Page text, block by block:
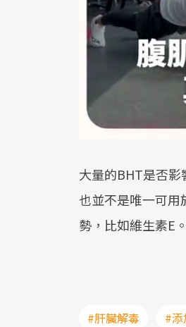
大量的BHT是否
也並不是唯一可用
勢，比如維生素E。
#肝臟解毒 #添